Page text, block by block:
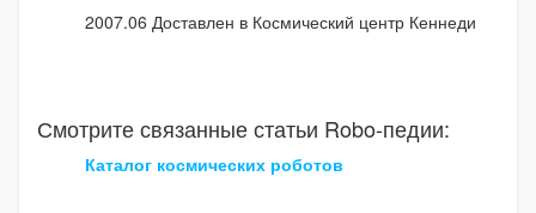
2007.06 Доставлен в Космический центр Кеннеди
Смотрите связанные статьи Robo-педии:
Каталог космических роботов